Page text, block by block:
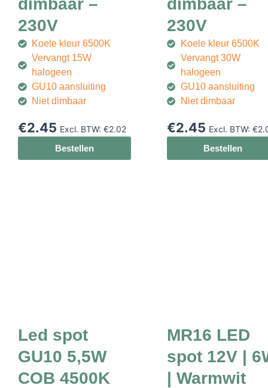
dimbaar –
230V
Koele kleur 6500K
Vervangt 15W
halogeen
GU10 aansluiting
Niet dimbaar
€2.45 Excl. BTW: €2.02
Bestellen
dimbaar –
230V
Koele kleur 6500K
Vervangt 30W
halogeen
GU10 aansluiting
Niet dimbaar
€2.45 Excl. BTW: €
Bestellen
Led spot
GU10 5,5W
COB 4500K
MR16 LED
spot 12V |
| Warmwit